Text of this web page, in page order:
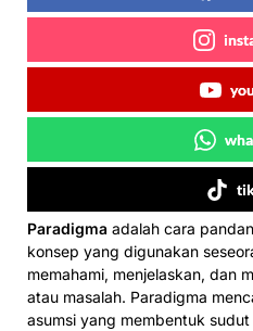
Paradigma adalah cara
konsep yang digunakan
memahami, menjelaskan, dan
atau masalah. Paradigma
asumsi yang membentuk